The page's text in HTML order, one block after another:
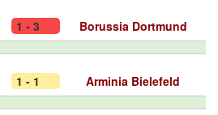
1 - 3 Borussia Dortmund
1 - 1 Arminia Bielefeld